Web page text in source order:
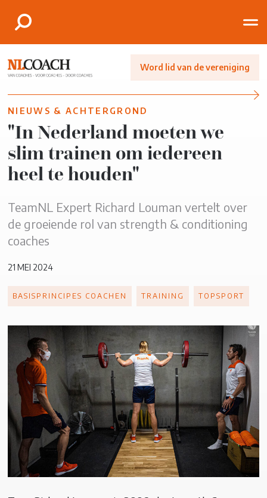
Word lid van de vereniging
NIEUWS & ACHTERGROND
"In Nederland moeten we
slim trainen om iedereen
heel te houden"
TeamNL Expert Richard Louman vertelt over
de groeiende rol van strength & conditioning
coaches
BASISPRINCIPES COACHEN TRAINING TOPSPORT
21 MEI 2024